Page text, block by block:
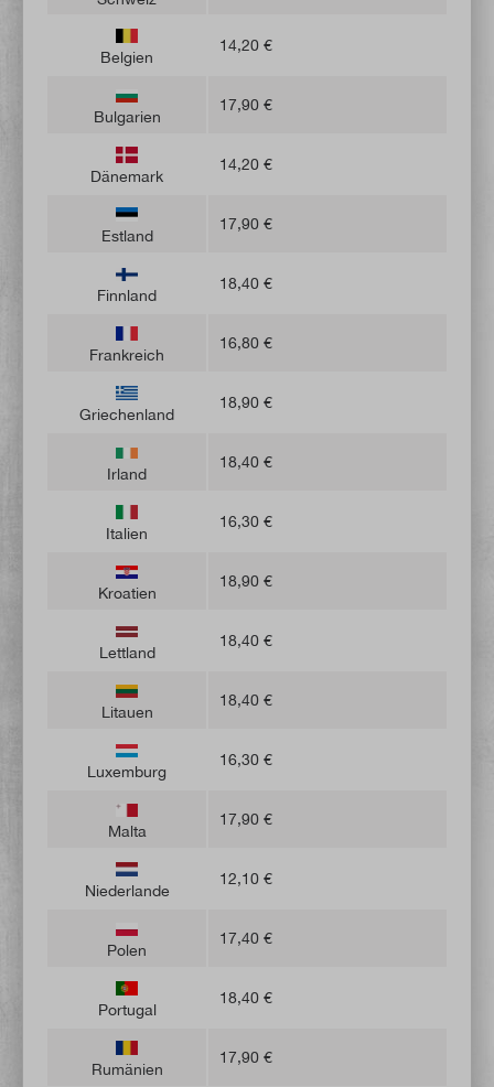
Belgien
14,20 €
Bulgarien
17,90 €
Dänemark
14,20 €
Estland
17,90 €
Finnland
18,40 €
Frankreich
16,80 €
Griechenland
18,90 €
Irland
18,40 €
Italien
16,30 €
Kroatien
18,90 €
Lettland
18,40 €
Litauen
18,40 €
Luxemburg
16,30 €
Malta
17,90 €
Niederlande
12,10 €
Polen
17,40 €
Portugal
18,40 €
Rumänien
17,90 €